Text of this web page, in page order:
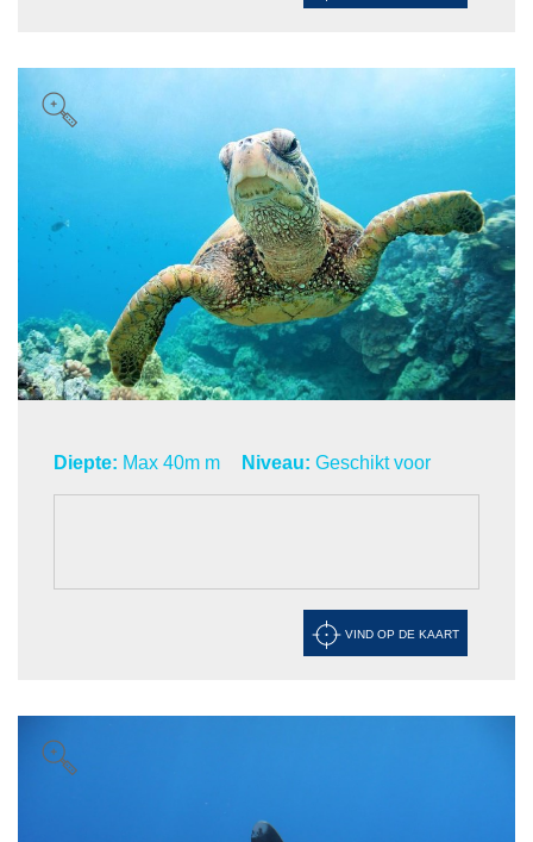
Diepte: Max 40m m Niveau: Geschikt voor
VIND OP DE KAART